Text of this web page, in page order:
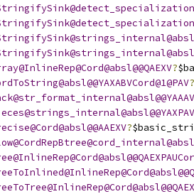
?
?
?